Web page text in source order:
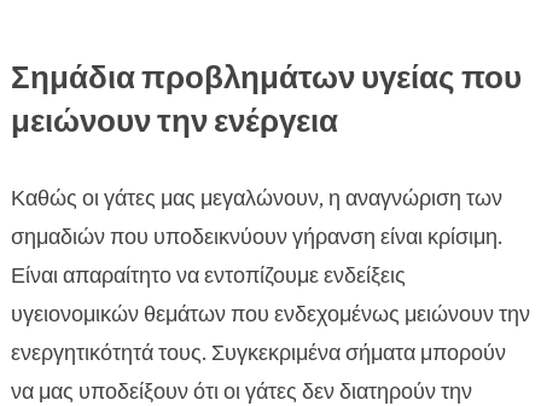
Σημάδια προβλημάτων υγείας που
μειώνουν την ενέργεια
Καθώς οι γάτες μας μεγαλώνουν, η αναγνώριση των
σημαδιών που υποδεικνύουν γήρανση είναι κρίσιμη.
Είναι απαραίτητο να εντοπίζουμε ενδείξεις
υγειονομικών θεμάτων που ενδεχομένως μειώνουν την
ενεργητικότητά τους. Συγκεκριμένα σήματα μπορούν
να μας υποδείξουν ότι οι γάτες δεν διατηρούν την